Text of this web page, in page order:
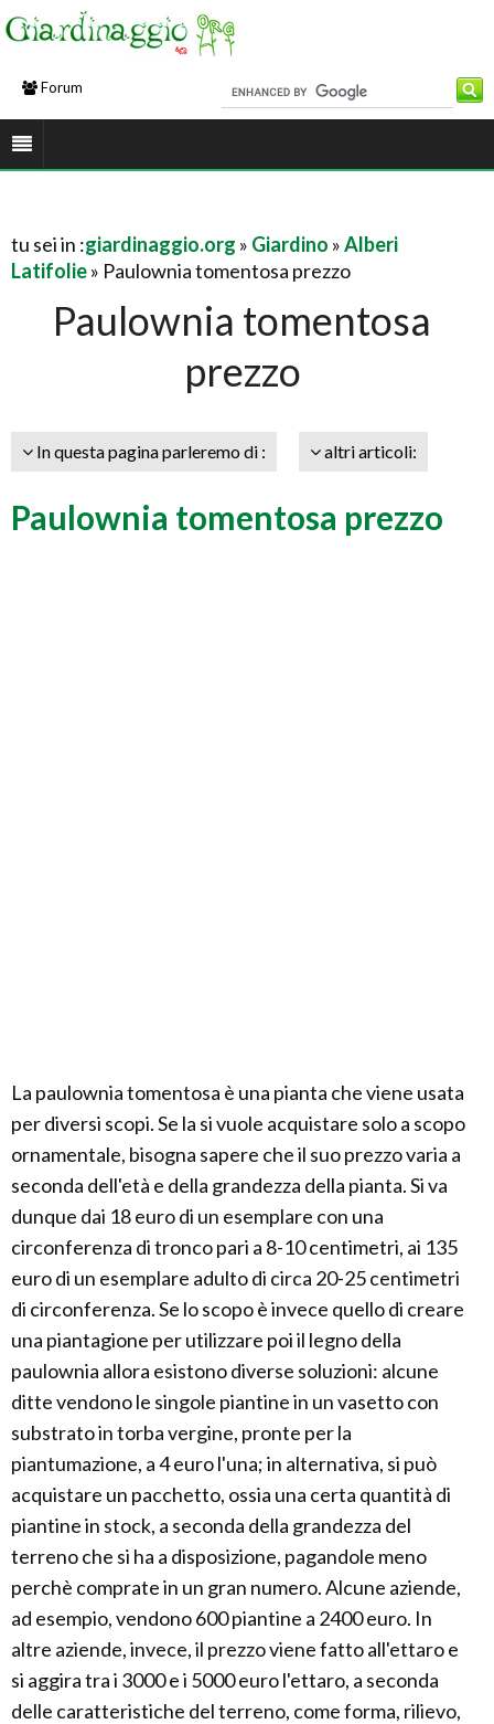
Forum
tu sei in :giardinaggio.org » Giardino »Alberi
Latifolie» Paulownia tomentosa prezzo
Paulownia tomentosa
prezzo
In questa pagina parleremo di : altri articoli:
Paulownia tomentosa prezzo
La paulownia tomentosa è una pianta che viene usata
per diversi scopi. Se la si vuole acquistare solo a scopo
ornamentale, bisogna sapere che il suo prezzo varia a
seconda dell'età e della grandezza della pianta. Si va
dunque dai 18 euro di un esemplare con una
circonferenza di tronco pari a 8-10 centimetri, ai 135
euro di un esemplare adulto di circa 20-25 centimetri
di circonferenza. Se lo scopo è invece quello di creare
una piantagione per utilizzare poi il legno della
paulownia allora esistono diverse soluzioni: alcune
ditte vendono le singole piantine in un vasetto con
substrato in torba vergine, pronte per la
piantumazione, a 4 euro l'una; in alternativa, si può
acquistare un pacchetto, ossia una certa quantità di
piantine in stock, a seconda della grandezza del
terreno che si ha a disposizione, pagandole meno
perchè comprate in un gran numero. Alcune aziende,
ad esempio, vendono 600 piantine a 2400 euro. In
altre aziende, invece, il prezzo viene fatto all'ettaro e
si aggira tra i 3000 e i 5000 euro l'ettaro, a seconda
delle caratteristiche del terreno, come forma, rilievo,